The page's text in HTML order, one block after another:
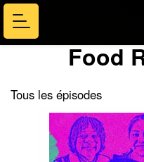
Food
Tous les épisodes